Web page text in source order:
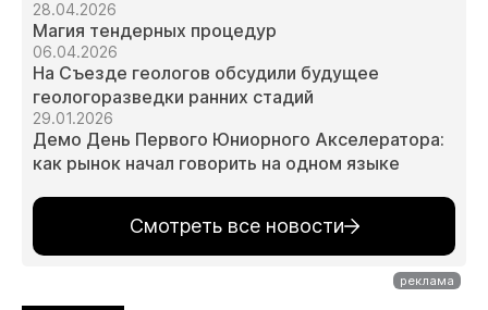
28.04.2026
Магия тендерных процедур
06.04.2026
На Съезде геологов обсудили будущее
геологоразведки ранних стадий
29.01.2026
Демо День Первого Юниорного Акселератора:
как рынок начал говорить на одном языке
Смотреть все новости